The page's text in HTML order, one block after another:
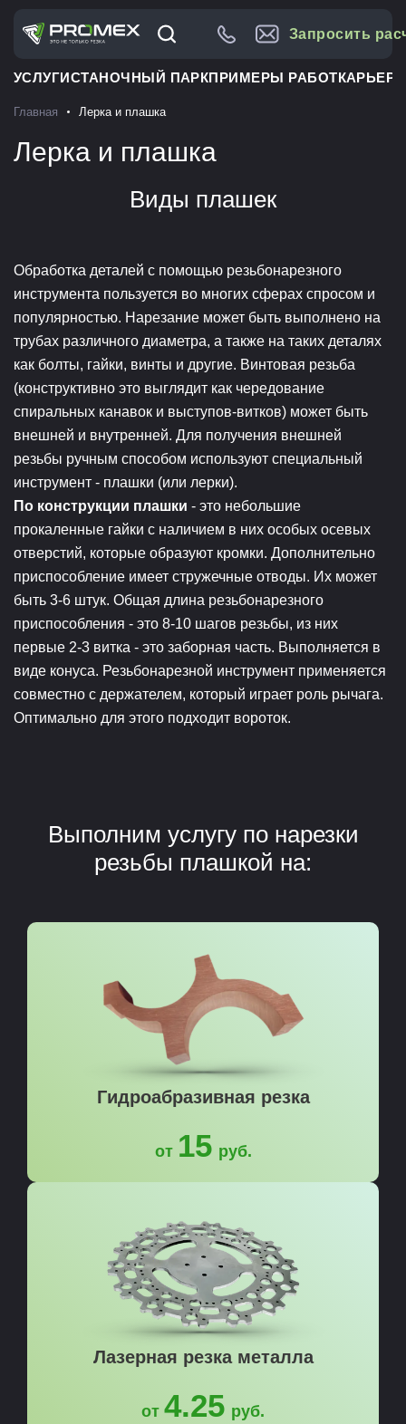
Запросить
УСЛУГИСТАНОЧНЫЙ ПАРКПРИМЕРЫ РАБОТКАРЬЕРА
Главная Лерка и плашка
Лерка и плашка
Виды плашек
Обработка деталей с помощью резьбонарезного
инструмента пользуется во многих сферах спросом и
популярностью. Нарезание может быть выполнено на
трубах различного диаметра, а также на таких деталях
как болты, гайки, винты и другие. Винтовая резьба
(конструктивно это выглядит как чередование
спиральных канавок и выступов-витков) может быть
внешней и внутренней. Для получения внешней
резьбы ручным способом используют специальный
инструмент - плашки (или лерки).
По конструкции плашки - это небольшие
прокаленные гайки с наличием в них особых осевых
отверстий, которые образуют кромки. Дополнительно
приспособление имеет стружечные отводы. Их может
быть 3-6 штук. Общая длина резьбонарезного
приспособления - это 8-10 шагов резьбы, из них
первые 2-3 витка - это заборная часть. Выполняется в
виде конуса. Резьбонарезной инструмент применяется
совместно с держателем, который играет роль рычага.
Оптимально для этого подходит вороток.
Выполним услугу по нарезки
резьбы плашкой на:
Гидроабразивная резка
от 15 руб.
Лазерная резка металла
от 4.25 руб.